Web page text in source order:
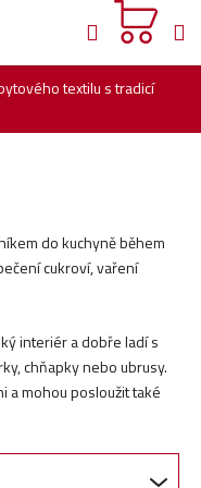
textilu s tradicí
Hledat
do kuchyně během
cukroví, vaření
interiér a dobře ladí s
chňapky nebo ubrusy.
a mohou posloužit také